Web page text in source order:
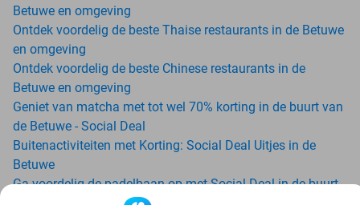
Betuwe en omgeving
Ontdek voordelig de beste Thaise restaurants in de Betuwe
en omgeving
Ontdek voordelig de beste Chinese restaurants in de
Betuwe en omgeving
Geniet van matcha met tot wel 70% korting in de buurt van
de Betuwe - Social Deal
Buitenactiviteiten met Korting: Social Deal Uitjes in de
Betuwe
Ga voordelig de padelbaan op met Social Deal in de buurt